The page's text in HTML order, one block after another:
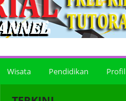
Wisata Pendidikan Profil